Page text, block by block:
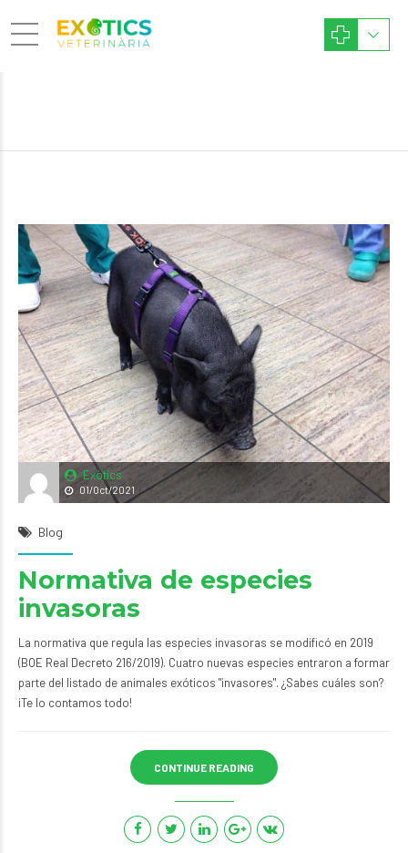
Exòtics
01/Oct/2021
Blog
Normativa de especies
invasoras
La normativa que regula las especies invasoras se modificó en 2019
(BOE Real Decreto 216/2019). Cuatro nuevas especies entraron a formar
parte del listado de animales exóticos "invasores". ¿Sabes cuáles son?
¡Te lo contamos todo!
CONTINUE READING